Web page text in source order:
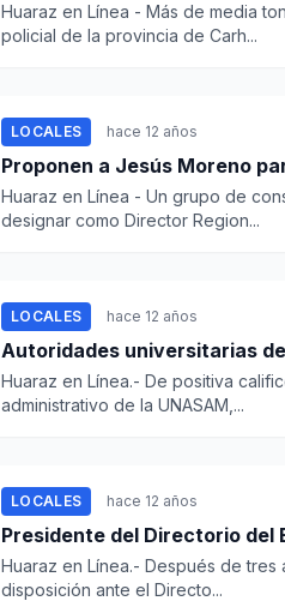
Huaraz en Línea - Más de media
policial de la provincia de Carh...
LOCALES hace 12 años
Proponen a Jesús Moreno
Huaraz en Línea - Un grupo de
designar como Director Region...
LOCALES hace 12 años
Autoridades universitarias
Huaraz en Línea.- De positiva
administrativo de la UNASAM,...
LOCALES hace 12 años
Presidente del Directorio del
Huaraz en Línea.- Después de tres
disposición ante el Directo...